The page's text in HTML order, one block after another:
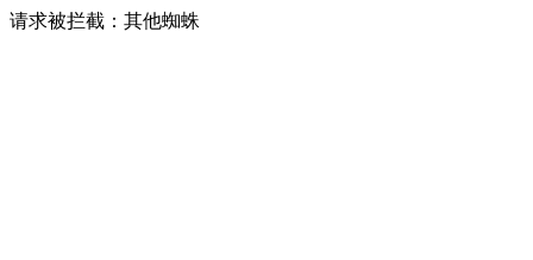
请求被拦截：其他蜘蛛